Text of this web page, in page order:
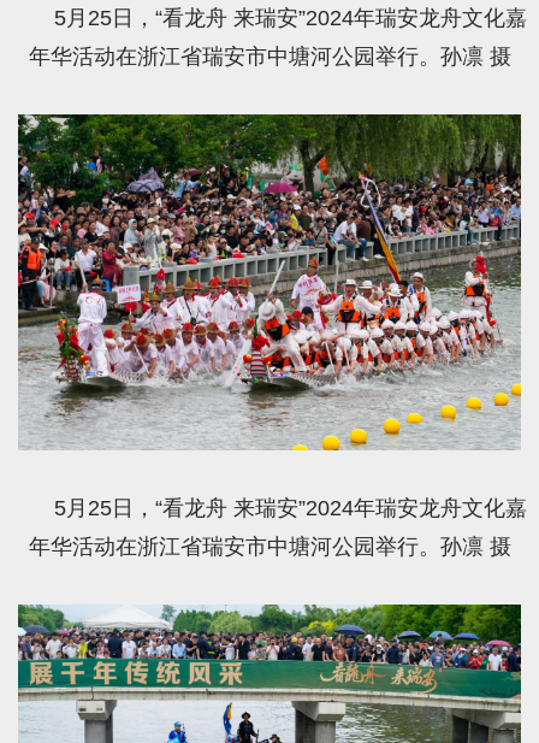
5月25日，“看龙舟 来瑞安”2024年瑞安龙舟文化嘉
年华活动在浙江省瑞安市中塘河公园举行。孙凛 摄
5月25日，“看龙舟 来瑞安”2024年瑞安龙舟文化嘉
年华活动在浙江省瑞安市中塘河公园举行。孙凛 摄